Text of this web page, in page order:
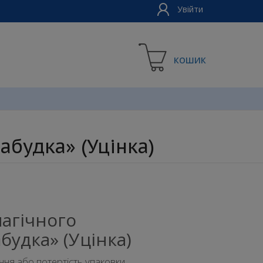
Увійти
КОШИК
(Уцінка)
(Уцінка)